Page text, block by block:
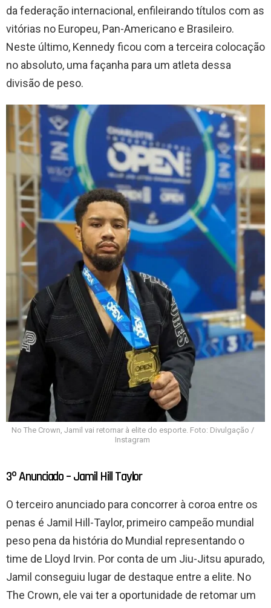
da federação internacional, enfileirando títulos com as
vitórias no Europeu, Pan-Americano e Brasileiro.
Neste último, Kennedy ficou com a terceira colocação
no absoluto, uma façanha para um atleta dessa
divisão de peso.
No The Crown, Jamil vai retornar à elite do esporte. Foto: Divulgação /
Instagram
3º Anunciado – Jamil Hill Taylor
O terceiro anunciado para concorrer à coroa entre os
penas é Jamil Hill-Taylor, primeiro campeão mundial
peso pena da história do Mundial representando o
time de Lloyd Irvin. Por conta de um Jiu-Jitsu apurado,
Jamil conseguiu lugar de destaque entre a elite. No
The Crown, ele vai ter a oportunidade de retomar um